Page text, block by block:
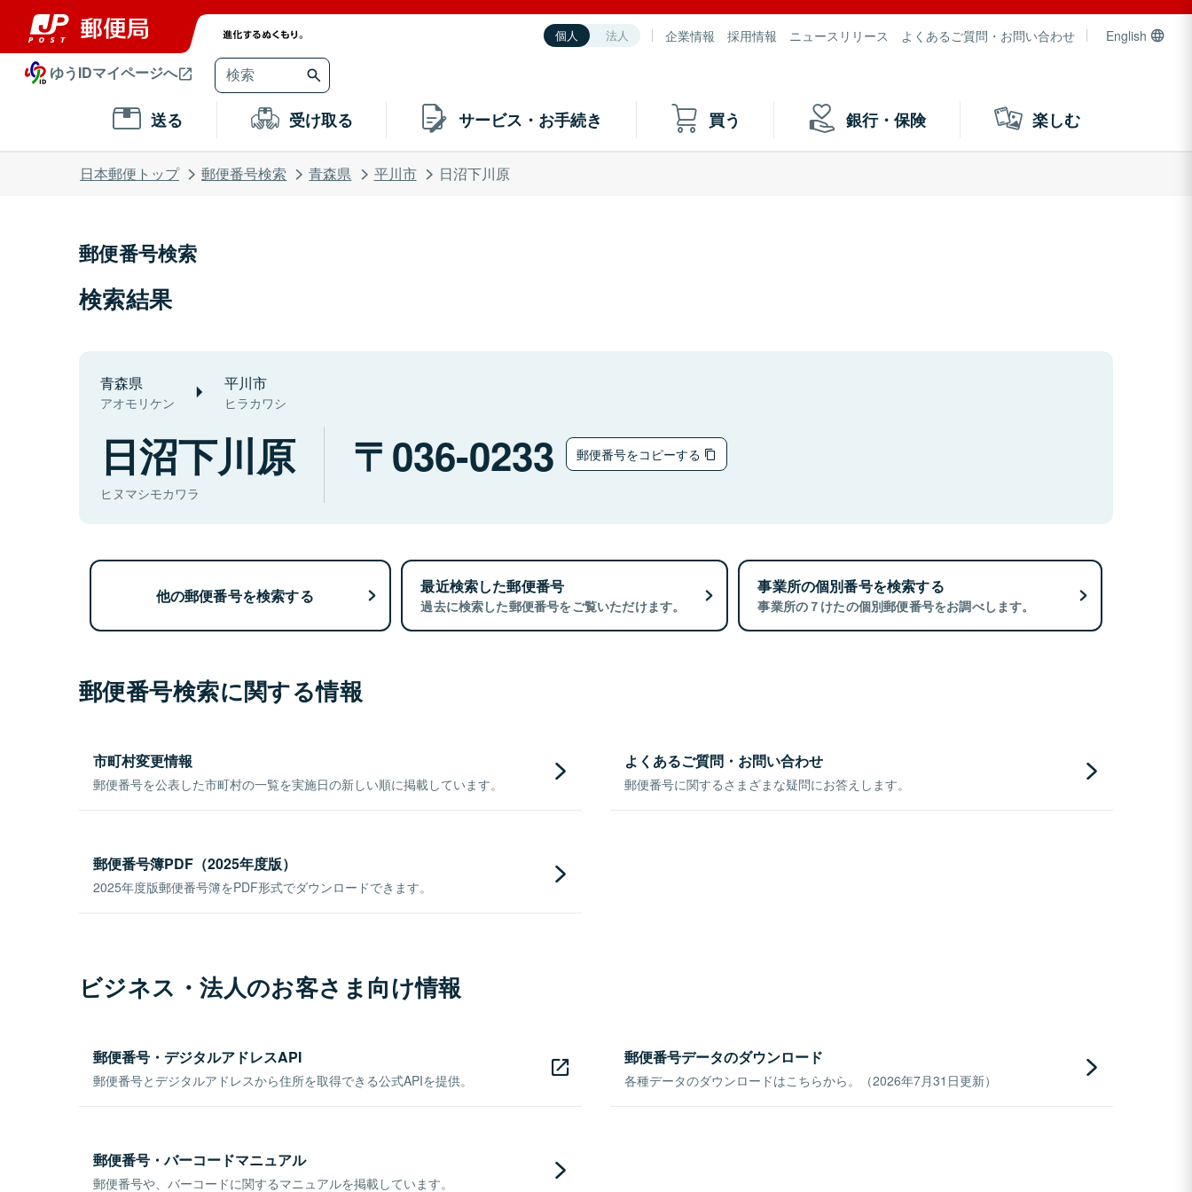
個人 法人 企業情報 採用情報 ニュースリリース よくあるご質問・お問い合わせ English
ゆうIDマイページへ
送る 受け取る サービス・お手続き 買う 銀行・保険 楽しむ
日本郵便トップ 郵便番号検索 青森県 平川市 日沼下川原
郵便番号検索
検索結果
青森県
アオモリケン
平川市
ヒラカワシ
日沼下川原
ヒヌマシモカワラ
036-0233 郵便番号をコピーする
他の郵便番号を検索する 最近検索した郵便番号
過去に検索した郵便番号をご覧いただけます。
事業所の個別番号を検索する
事業所の７けたの個別郵便番号をお調べします。
郵便番号検索に関する情報
市町村変更情報
郵便番号を公表した市町村の一覧を実施日の新しい順に掲載しています。
よくあるご質問・お問い合わせ
郵便番号に関するさまざまな疑問にお答えします。
郵便番号簿PDF（2025年度版）
2025年度版郵便番号簿をPDF形式でダウンロードできます。
ビジネス・法人のお客さま向け情報
郵便番号・デジタルアドレスAPI
郵便番号とデジタルアドレスから住所を取得できる公式APIを提供。
郵便番号データのダウンロード
各種データのダウンロードはこちらから。（2026年7月31日更新）
郵便番号・バーコードマニュアル
郵便番号や、バーコードに関するマニュアルを掲載しています。